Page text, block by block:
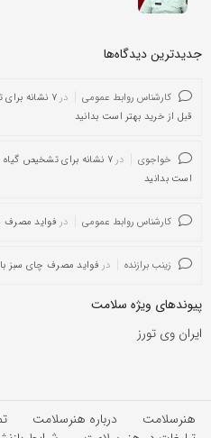
جدیدترین دیدگاه‌‌ها
کارشناس روابط عمومی در
۷ نشانه
قبل از خرید بهتر است بدانید
خواجوی در
۷ نشانه برای تشخیص گیاه
است بدانید
کارشناس روابط عمومی در فواید مصرف
زینب برازنده در فواید مصرف چای سبز
پیوندهای ویژه سلامت
ایران وی تورز
هنرسلامت درباره هنرسلامت